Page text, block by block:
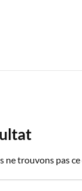
ne trouvons pas